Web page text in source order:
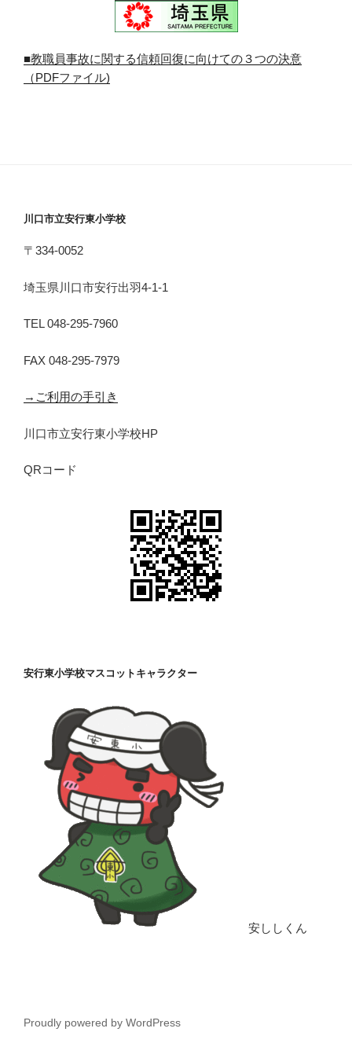
■教職員事故に関する信頼回復に向けての３つの決意
（PDFファイル)
川口市立安行東小学校
〒334-0052
埼玉県川口市安行出羽4-1-1
TEL 048-295-7960
FAX 048-295-7979
→ご利用の手引き
川口市立安行東小学校HP
QRコード
安行東小学校マスコットキャラクター
安ししくん
Proudly powered by WordPress